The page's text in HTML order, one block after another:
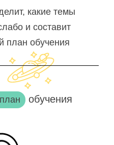
какие темы
и составит
план обучения
обучения